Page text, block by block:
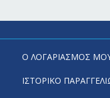
Ο ΛΟΓΑΡΙΑΣΜΟΣ
ΙΣΤΟΡΙΚΟ